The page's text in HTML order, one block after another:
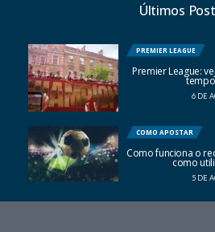
Últimos
PREMIER LEAGUE
Premier League:
6 DE
COMO APOSTAR
Como funciona o
como
5 DE